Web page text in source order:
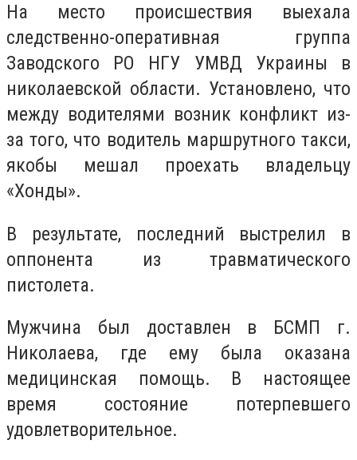
На место происшествия выехала
следственно-оперативная группа
Заводского РО НГУ УМВД Украины в
николаевской области. Установлено, что
между водителями возник конфликт из-
за того, что водитель маршрутного такси,
якобы мешал проехать владельцу
«Хонды».
В результате, последний выстрелил в
оппонента из травматического
пистолета.
Мужчина был доставлен в БСМП г.
Николаева, где ему была оказана
медицинская помощь. В настоящее
время состояние потерпевшего
удовлетворительное.